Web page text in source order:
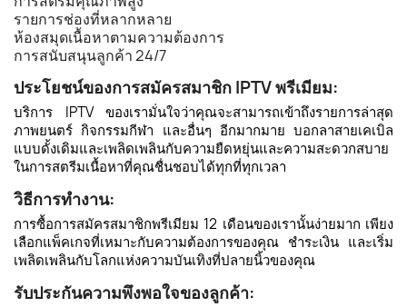
รายการช่องที่หลากหลาย
ห้องสมุดเนื้อหาตามความต้องการ
การสนับสนุนลูกค้า 24/7
ประโยชน์ของการสมัครสมาชิก IPTV พรีเมียม:
บริการ IPTV ของเรามั่นใจว่าคุณจะสามารถเข้าถึงรายการล่าสุด
ภาพยนตร์ กิจกรรมกีฬา และอื่นๆ อีกมากมาย บอกลาสายเคเบิล
แบบดั้งเดิมและเพลิดเพลินกับความยืดหยุ่นและความสะดวกสบาย
ในการสตรีมเนื้อหาที่คุณชื่นชอบได้ทุกที่ทุกเวลา
วิธีการทำงาน:
การซื้อการสมัครสมาชิกพรีเมียม 12 เดือนของเรานั้นง่ายมาก เพียง
เลือกแพ็คเกจที่เหมาะกับความต้องการของคุณ ชำระเงิน และเริ่ม
เพลิดเพลินกับโลกแห่งความบันเทิงที่ปลายนิ้วของคุณ
รับประกันความพึงพอใจของลูกค้า: